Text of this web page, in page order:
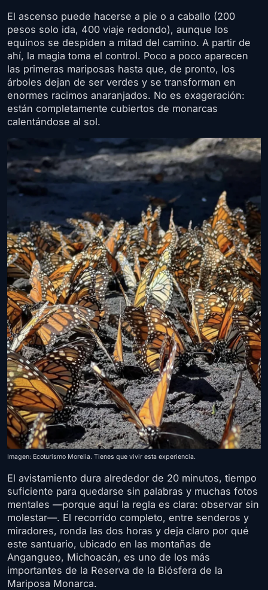
El ascenso puede hacerse a pie o a caballo (200
pesos solo ida, 400 viaje redondo), aunque los
equinos se despiden a mitad del camino. A partir de
ahí, la magia toma el control. Poco a poco aparecen
las primeras mariposas hasta que, de pronto, los
árboles dejan de ser verdes y se transforman en
enormes racimos anaranjados. No es exageración:
están completamente cubiertos de monarcas
calentándose al sol.
Imagen: Ecoturismo Morelia. Tienes que vivir esta experiencia.
El avistamiento dura alrededor de 20 minutos, tiempo
suficiente para quedarse sin palabras y muchas fotos
mentales —porque aquí la regla es clara: observar sin
molestar—. El recorrido completo, entre senderos y
miradores, ronda las dos horas y deja claro por qué
este santuario, ubicado en las montañas de
Angangueo, Michoacán, es uno de los más
importantes de la Reserva de la Biósfera de la
Mariposa Monarca.